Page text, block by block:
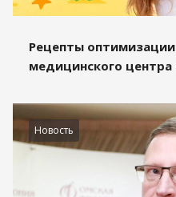
Рецепты оптимизации
медицинского
Новость